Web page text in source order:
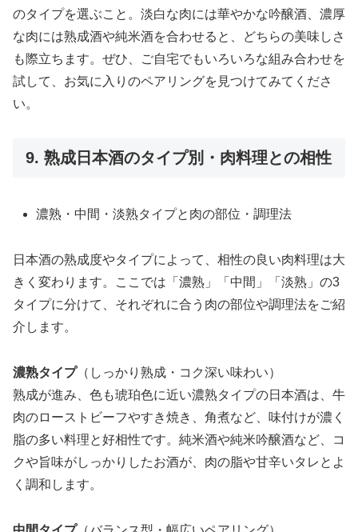
のタイプを選ぶこと。淡白な肉には華やかな吟醸酒、濃厚
な肉には熟成酒や純米酒を合わせると、どちらの美味しさ
も際立ちます。ぜひ、ご自宅でもいろいろな組み合わせを
試して、お気に入りのペアリングを見つけてみてくださ
い。
9. 熟成日本酒のタイプ別・肉料理との相性
濃熟・中間・淡熟タイプと肉の部位・調理法
日本酒の熟成度やタイプによって、相性の良い肉料理は大
きく変わります。ここでは「濃熟」「中間」「淡熟」の3
タイプに分けて、それぞれに合う肉の部位や調理法をご紹
介します。
濃熟タイプ（しっかり熟成・コク深い味わい）
熟成が進み、色も琥珀色に近い濃熟タイプの日本酒は、牛
肉のローストビーフやすき焼き、角煮など、味付けが濃く
脂の多い料理と好相性です。純米酒や純米吟醸酒など、コ
クや旨味がしっかりしたお酒が、肉の脂や甘辛いタレとよ
く調和します。